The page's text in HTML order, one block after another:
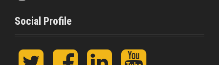
Social Profile
t
F
L
y